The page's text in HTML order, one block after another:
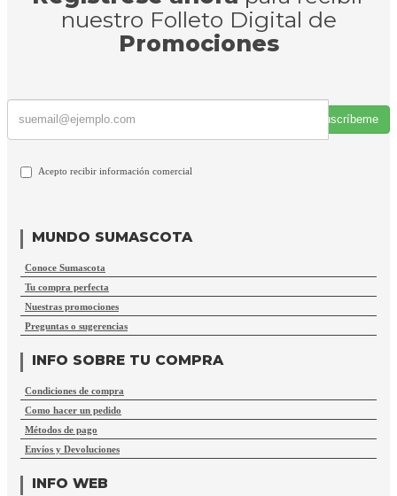
nuestro Folleto Digital de
Promociones
Suscríbeme
Acepto recibir información comercial
MUNDO SUMASCOTA
Conoce Sumascota
Tu compra perfecta
Nuestras promociones
Preguntas o sugerencias
INFO SOBRE TU COMPRA
Condiciones de compra
Como hacer un pedido
Métodos de pago
Envíos y Devoluciones
INFO WEB